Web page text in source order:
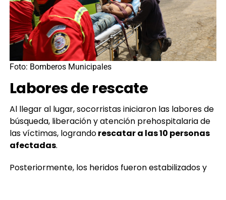
Foto: Bomberos Municipales
Labores de rescate
Al llegar al lugar, socorristas iniciaron las labores de
búsqueda, liberación y atención prehospitalaria de
las víctimas, lograndorescatar a las 10 personas
afectadas.
Posteriormente, los heridos fueron estabilizados y